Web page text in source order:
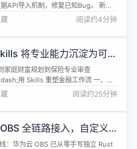
API导入机制，修复已知Bug。 新版
来更好的使用体验和更高的工作效率，
以来的支持和反馈，我们将继续努力提
品和服务！ 新增功能点 优化Jira数据
获取的接口改为临时数据存储...
阅读约4分钟
将专业能力沉淀为可复
家庭财富规划到保险专业审查
用 Skills 重塑金融工作流 一、我
苍穹共创计划的 天禧 AI Skills 苍穹共
面向开发者发起的 Skils 共创活动：开
己沉淀的 Skill 提交到联想开放平台，
用。 简单介绍...
阅读约25分钟
全链路接入，自定义
验与浅色主题打磨
：华为云 OBS 已从零手写独立 Rust